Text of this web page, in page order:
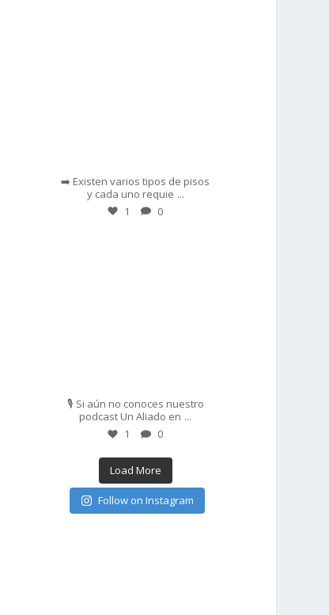
➡️ Existen varios tipos de pisos
y cada uno requie ...
1 0
🎙️ Si aún no conoces nuestro
podcast Un Aliado en ...
1 0
Load More
Follow on Instagram